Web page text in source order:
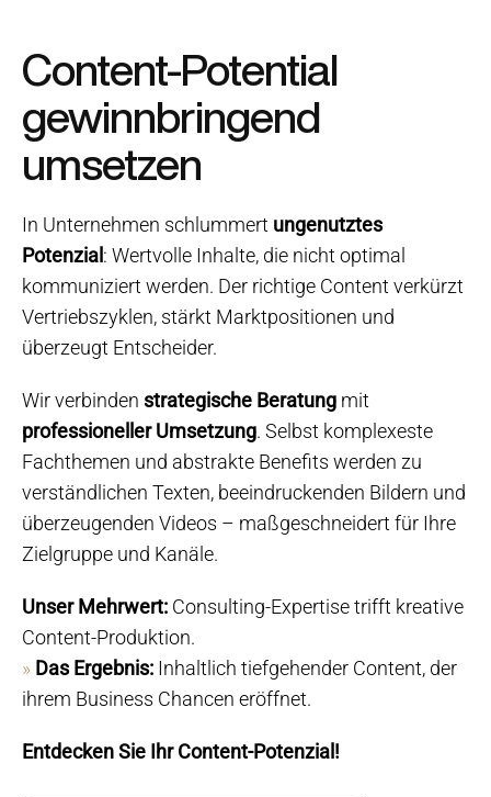
Content-Potential
gewinnbringend
umsetzen
In Unternehmen schlummert ungenutztes
Potenzial: Wertvolle Inhalte, die nicht optimal
kommuniziert werden. Der richtige Content verkürzt
Vertriebszyklen, stärkt Marktpositionen und
überzeugt Entscheider.
Wir verbinden strategische Beratungmit
professioneller Umsetzung. Selbst komplexeste
Fachthemen und abstrakte Benefits werden zu
verständlichen Texten, beeindruckenden Bildern und
überzeugenden Videos – maßgeschneidert für Ihre
Zielgruppe und Kanäle.
Unser Mehrwert: Consulting-Expertise trifft kreative
Content-Produktion.
» Das Ergebnis: Inhaltlich tiefgehender Content, der
ihrem Business Chancen eröffnet.
Entdecken Sie Ihr Content-Potenzial!